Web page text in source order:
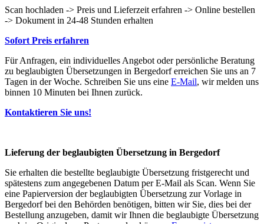
Scan hochladen -> Preis und Lieferzeit erfahren -> Online bestellen
-> Dokument in 24-48 Stunden erhalten
Sofort Preis erfahren
Für Anfragen, ein individuelles Angebot oder persönliche Beratung
zu beglaubigten Übersetzungen in Bergedorf erreichen Sie uns an 7
Tagen in der Woche. Schreiben Sie uns eine E-Mail, wir melden uns
binnen 10 Minuten bei Ihnen zurück.
Kontaktieren Sie uns!
Lieferung der beglaubigten Übersetzung in Bergedorf
Sie erhalten die bestellte beglaubigte Übersetzung fristgerecht und
spätestens zum angegebenen Datum per E-Mail als Scan. Wenn Sie
eine Papierversion der beglaubigten Übersetzung zur Vorlage in
Bergedorf bei den Behörden benötigen, bitten wir Sie, dies bei der
Bestellung anzugeben, damit wir Ihnen die beglaubigte Übersetzung